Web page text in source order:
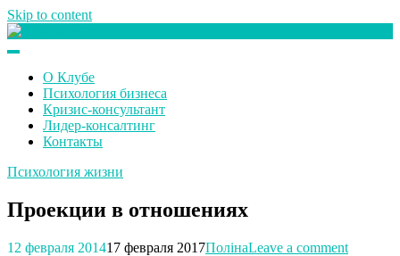
Skip to content
О Клубе
Психология бизнеса
Кризис-консультант
Лидер-консалтинг
Контакты
Психология жизни
Проекции в отношениях
12 февраля 201417 февраля 2017ПолінаLeave a comment